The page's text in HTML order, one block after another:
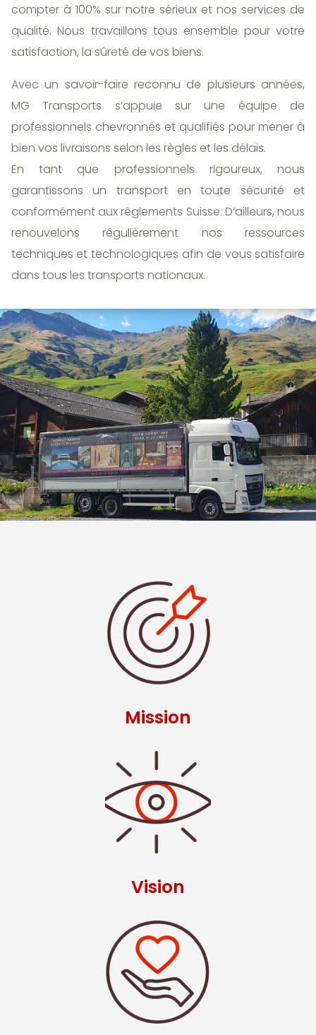
compter à 100% sur notre sérieux et nos services de
qualité. Nous travaillons tous ensemble pour votre
satisfaction, la sûreté de vos biens.
Avec un savoir-faire reconnu de plusieurs années,
MG Transports s’appuie sur une équipe de
professionnels chevronnés et qualifiés pour mener à
bien vos livraisons selon les règles et les délais.
En tant que professionnels rigoureux, nous
garantissons un transport en toute sécurité et
conformément aux règlements Suisse. D’ailleurs, nous
renouvelons régulièrement nos ressources
techniques et technologiques afin de vous satisfaire
dans tous les transports nationaux.
Mission
Vision